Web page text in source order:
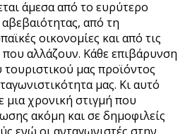
άμεσα από το ευρύτερο
από τη
οικονομίες και από τις
αλλάζουν. Κάθε επιβάρυνση
μας προϊόντος
μας. Κι αυτό
χρονική στιγμή που
ακόμη και σε δημοφιλείς